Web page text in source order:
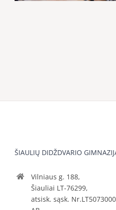
ŠIAULIŲ DIDŽDVARIO
Vilniaus g. 188,
Šiauliai LT-76299,
atsisk. sąsk.